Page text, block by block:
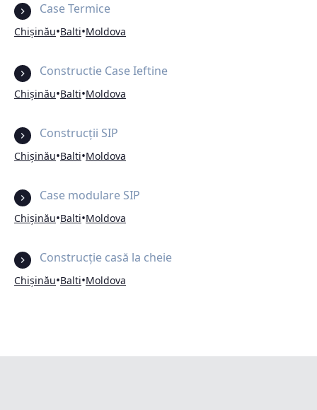
Case Termice
Chișinău•Balti•Moldova
Constructie Case Ieftine
Chișinău•Balti•Moldova
Construcții SIP
Chișinău•Balti•Moldova
Case modulare SIP
Chișinău•Balti•Moldova
Construcție casă la cheie
Chișinău•Balti•Moldova